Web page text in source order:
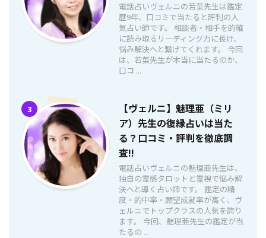
電話占いヴェルニの若菜先生は鑑定
歴9年、口コミで当たると評判の人
気占い師です。 相談者・相手を的確
に読み取るリーディング力に長け、
悩み解決へと繋げてくれます。 今回
は、若菜先生が本当に当たるのか、
口コ ...
3
【ヴェルニ】魅理亜（ミリ
ア）先生の復縁占いは当た
る？口コミ・評判を徹底調
査!!
電話占いヴェルニの魅理亜先生は、
独自の霊感タロットと霊視で悩み解
決へと導く占い師です。 鑑定の精
度・的中率・願望成就率が高く、ヴ
ェルニでトップクラスの人気を誇り
ます。 今回、魅理亜先生の鑑定が当
たるの ...